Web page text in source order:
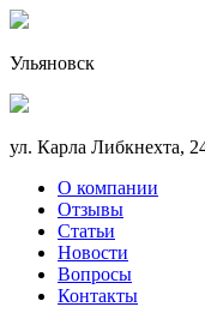
Ульяновск
ул. Карла Либкнехта,
О компании
Отзывы
Статьи
Новости
Вопросы
Контакты